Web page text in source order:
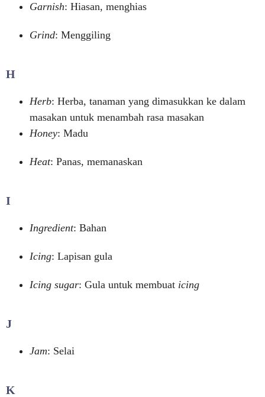
Garnish: Hiasan, menghias
Grind: Menggiling
H
Herb: Herba, tanaman yang dimasukkan ke dalam
masakan untuk menambah rasa masakan
Honey: Madu
Heat: Panas, memanaskan
I
Ingredient: Bahan
Icing: Lapisan gula
Icing sugar: Gula untuk membuat icing
J
Jam: Selai
K